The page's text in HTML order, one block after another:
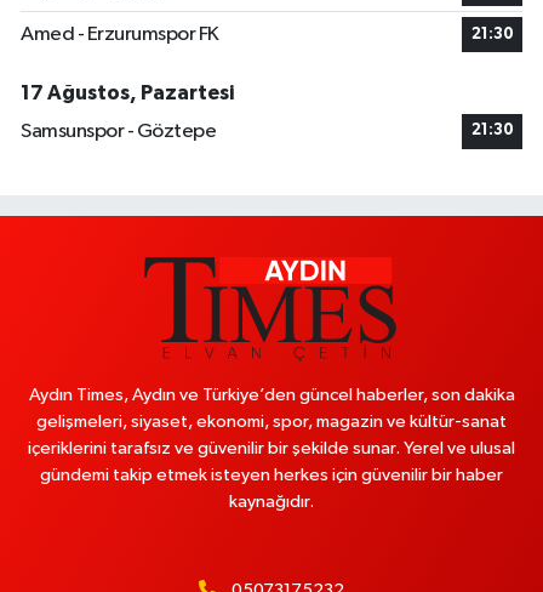
Amed - Erzurumspor FK 21:30
17 Ağustos, Pazartesi
Samsunspor - Göztepe
21:30
Aydın Times, Aydın ve Türkiye’den güncel haberler, son dakika
gelişmeleri, siyaset, ekonomi, spor, magazin ve kültür-sanat
içeriklerini tarafsız ve güvenilir bir şekilde sunar. Yerel ve ulusal
gündemi takip etmek isteyen herkes için güvenilir bir haber
kaynağıdır.